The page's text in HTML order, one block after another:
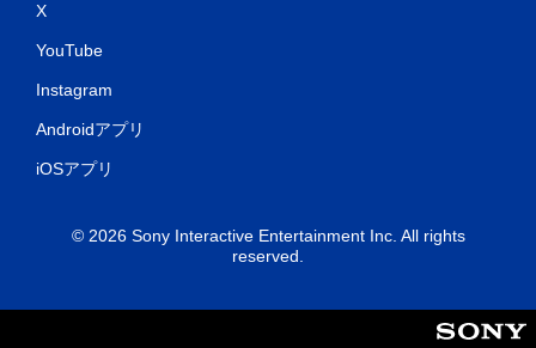
X
YouTube
Instagram
Androidアプリ
iOSアプリ
© 2026 Sony Interactive Entertainment Inc. All rights
reserved.